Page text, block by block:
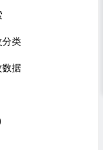
分类
数据